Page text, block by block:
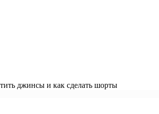
джинсы и как сделать шорты